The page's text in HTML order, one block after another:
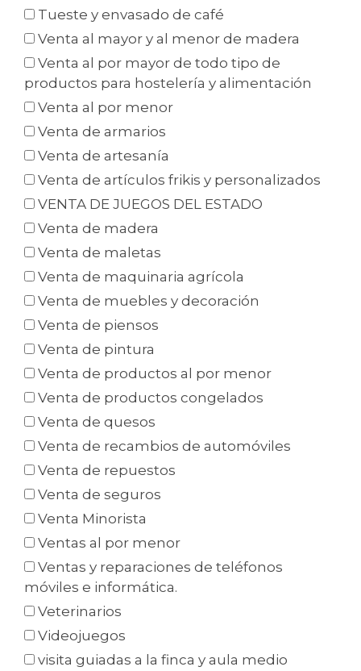
Tueste y envasado de café
Venta al mayor y al menor de madera
Venta al por mayor de todo tipo de
productos para hostelería y alimentación
Venta al por menor
Venta de armarios
Venta de artesanía
Venta de artículos frikis y personalizados
VENTA DE JUEGOS DEL ESTADO
Venta de madera
Venta de maletas
Venta de maquinaria agrícola
Venta de muebles y decoración
Venta de piensos
Venta de pintura
Venta de productos al por menor
Venta de productos congelados
Venta de quesos
Venta de recambios de automóviles
Venta de repuestos
Venta de seguros
Venta Minorista
Ventas al por menor
Ventas y reparaciones de teléfonos
móviles e informática.
Veterinarios
Videojuegos
visita guiadas a la finca y aula medio